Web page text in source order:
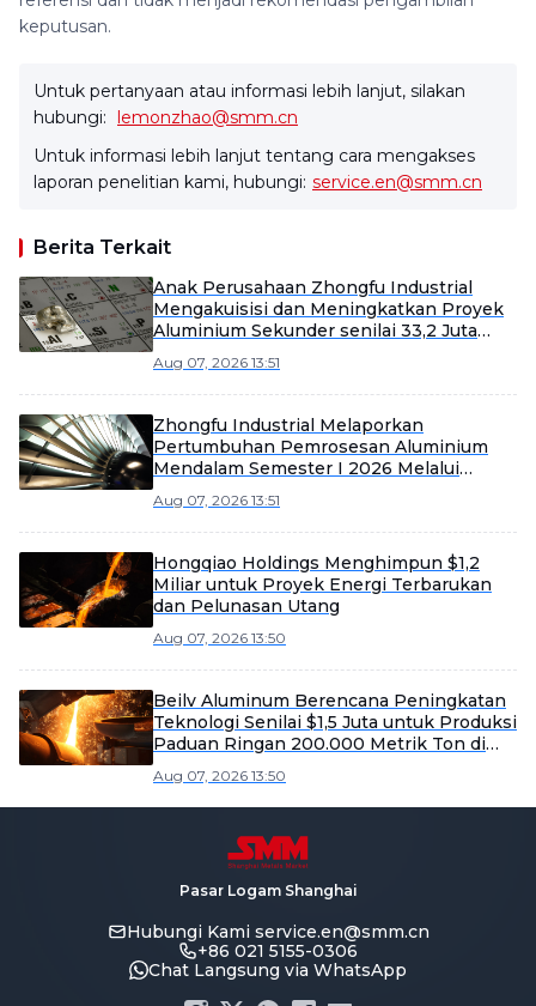
keputusan.
Untuk pertanyaan atau informasi lebih lanjut, silakan
hubungi: lemonzhao@smm.cn
Untuk informasi lebih lanjut tentang cara mengakses
laporan penelitian kami, hubungi: service.en@smm.cn
Berita Terkait
Anak Perusahaan Zhongfu Industrial
Mengakuisisi dan Meningkatkan Proyek
Aluminium Sekunder senilai 33,2 Juta
Aug 07, 2026 13:51
Zhongfu Industrial Melaporkan
Pertumbuhan Pemrosesan Aluminium
Mendalam Semester I 2026 Melalui
Aug 07, 2026 13:51
Hongqiao Holdings Menghimpun $1,2
Miliar untuk Proyek Energi Terbarukan
dan Pelunasan Utang
Aug 07, 2026 13:50
Beilv Aluminum Berencana Peningkatan
Teknologi Senilai $1,5 Juta untuk Produksi
Paduan Ringan 200.000 Metrik Ton di
Aug 07, 2026 13:50
Pasar Logam Shanghai
Hubungi Kami service.en@smm.cn
+86 021 5155-0306
Chat Langsung via WhatsApp